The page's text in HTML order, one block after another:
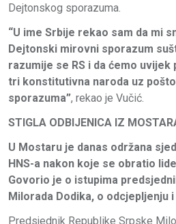
Dejtonskog sporazuma.
“U ime Srbije rekao sam da mi
Dejtonski mirovni sporazum
razumije se RS i da ćemo
tri konstitutivna naroda uz
sporazuma”, rekao je Vučić.
STIGLA ODBIJENICA IZ
U Mostaru je danas održana
HNS-a nakon koje se obratio
Govorio je o istupima
Milorada Dodika, o odcjepljenju
Predsjednik Republike Srpske